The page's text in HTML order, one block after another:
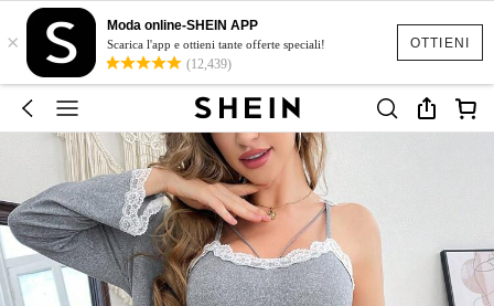
OTTIENI
×
Moda online-SHEIN APP
Scarica l'app e ottieni tante offerte speciali!
(12,439)